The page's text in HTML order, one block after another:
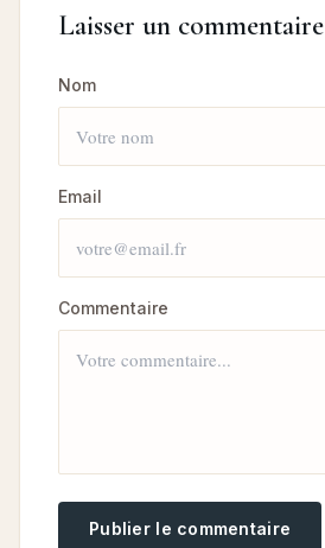
Laisser un commentaire
Nom
Email
Commentaire
Publier le commentaire